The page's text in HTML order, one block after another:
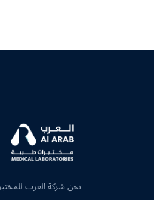
نحن شركة العرب